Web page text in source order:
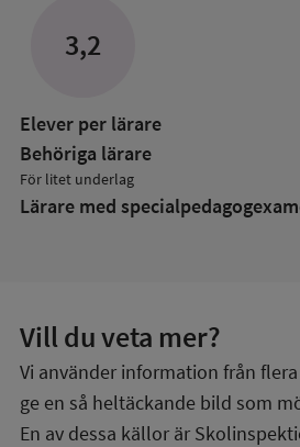
3,2
Elever per lärare
Behöriga lärare
För litet underlag
Lärare med
Vill du veta mer?
Vi använder information från
ge en så heltäckande bild som
En av dessa källor är